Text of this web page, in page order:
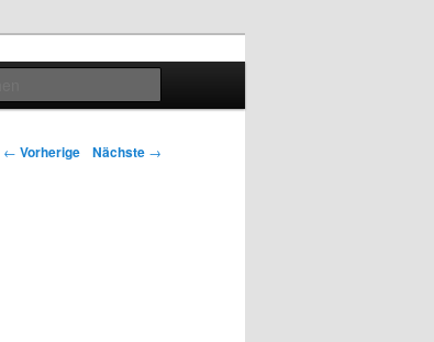
Artikelnavigation
← Vorherige Nächste →